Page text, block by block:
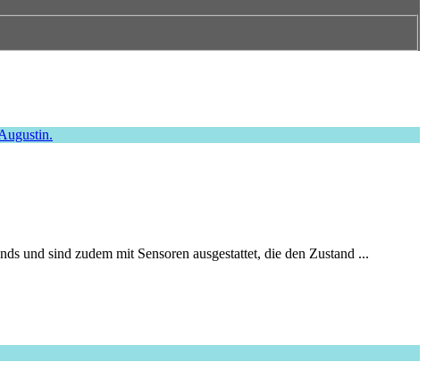
und sind zudem mit Sensoren ausgestattet, die den Zustand ...